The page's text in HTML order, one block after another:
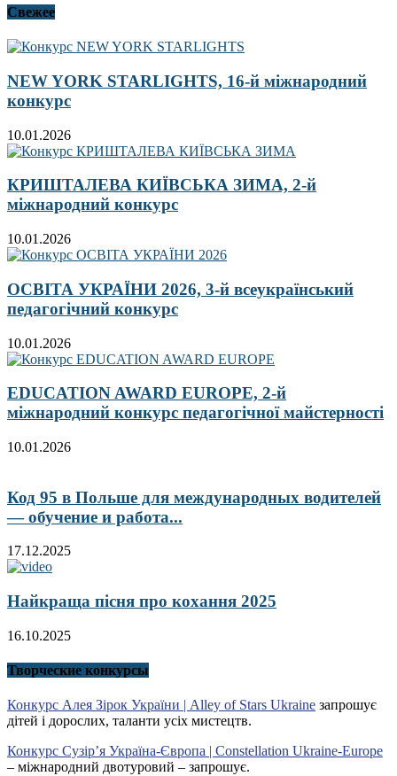
Свежее
NEW YORK STARLIGHTS, 16-й міжнародний
конкурс
10.01.2026
КРИШТАЛЕВА КИЇВСЬКА ЗИМА, 2-й
міжнародний конкурс
10.01.2026
ОСВІТА УКРАЇНИ 2026, 3-й всеукраїнський
педагогічний конкурс
10.01.2026
EDUCATION AWARD EUROPE, 2-й
міжнародний конкурс педагогічної майстерності
10.01.2026
Код 95 в Польше для международных водителей
— обучение и работа...
17.12.2025
Найкраща пісня про кохання 2025
16.10.2025
Творческие конкурсы
Конкурс Алея Зірок України | Alley of Stars Ukraine запрошує
дітей і дорослих, таланти усіх мистецтв.
Конкурс Сузір’я Україна-Європа | Constellation Ukraine-Europe
– міжнародний двотуровий – запрошує.